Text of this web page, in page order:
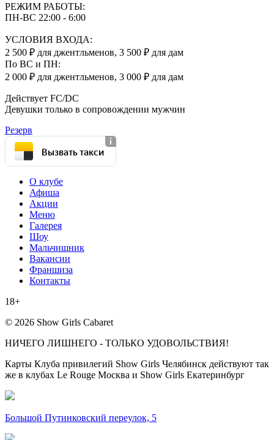
РЕЖИМ РАБОТЫ:
ПН-ВС 22:00 - 6:00
УСЛОВИЯ ВХОДА:
2 500 ₽ для джентльменов, 3 500 ₽ для дам
По ВС и ПН:
2 000 ₽ для джентльменов, 3 000 ₽ для дам
Действует FC/DC
Девушки только в сопровождении мужчин
Резерв
Вызвать такси
О клубе
Афиша
Акции
Меню
Галерея
Шоу
Мальчишник
Вакансии
Франшиза
Контакты
18+
© 2026 Show Girls Cabaret
НИЧЕГО ЛИШНЕГО - ТОЛЬКО УДОВОЛЬСТВИЯ!
Карты Клуба привилегий Show Girls Челябинск действуют так
же в клубах Le Rouge Москва и Show Girls Екатеринбург
Большой Путинковский переулок, 5